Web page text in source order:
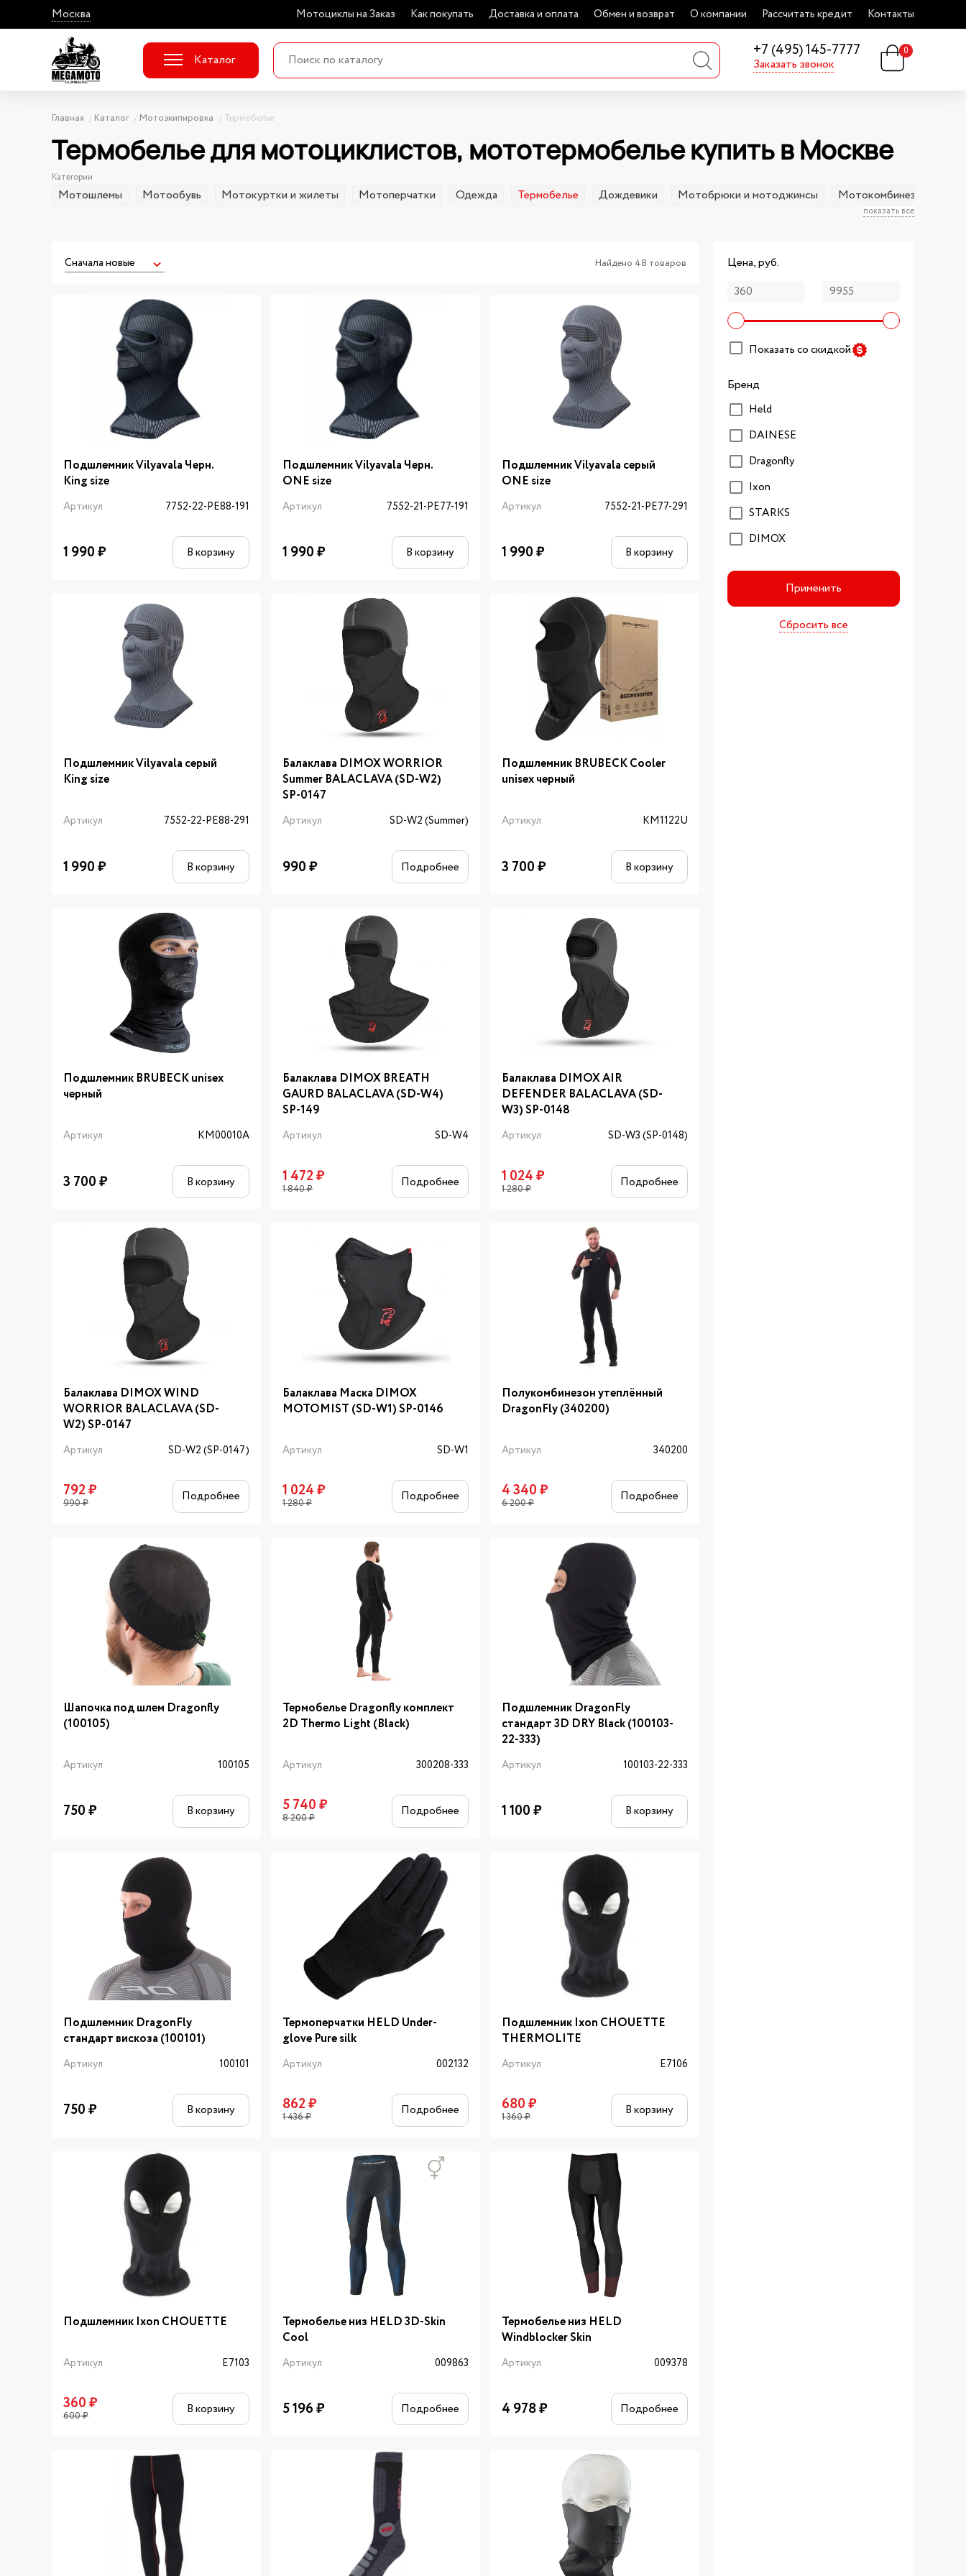
Москва Мотоциклы на Заказ Как покупать Доставка и оплата Обмен и возврат О компании Рассчитать кредит Контакты
+7 (495) 145-7777
Заказать звонок
Каталог
0
Главная Каталог Мотоэкипировка Термобелье
Термобелье для мотоциклистов, мототермобелье купить в Москве
Категории
показать все
Мотошлемы Мотообувь Мотокуртки и жилеты Мотоперчатки Одежда Термобелье Дождевики Мотобрюки и мотоджинсы Мотокомбинезоны
Найдено 48 товаров
Подшлемник Vilyavala Черн.
King size
Артикул 7752-22-PE88-191
1 990₽ В корзину
Подшлемник Vilyavala Черн.
ONE size
Артикул 7552-21-PE77-191
1 990₽ В корзину
Подшлемник Vilyavala серый
ONE size
Артикул 7552-21-PE77-291
1 990₽ В корзину
Подшлемник Vilyavala серый
King size
Артикул 7552-22-PE88-291
1 990₽ В корзину
Балаклава DIMOX WORRIOR
Summer BALACLAVA (SD-W2)
SP-0147
Артикул SD-W2 (Summer)
990₽ Подробнее
Подшлемник BRUBECK Cooler
unisex черный
Артикул KM1122U
3 700₽ В корзину
Подшлемник BRUBECK unisex
черный
Артикул KM00010A
3 700₽ В корзину
Балаклава DIMOX BREATH
GAURD BALACLAVA (SD-W4)
SP-149
Артикул SD-W4
1 472₽
1 840₽ Подробнее
Балаклава DIMOX AIR
DEFENDER BALACLAVA (SD-
W3) SP-0148
Артикул SD-W3 (SP-0148)
1 024₽
1 280₽ Подробнее
Балаклава DIMOX WIND
WORRIOR BALACLAVA (SD-
W2) SP-0147
Артикул SD-W2 (SP-0147)
792₽
990₽ Подробнее
Балаклава Маска DIMOX
MOTOMIST (SD-W1) SP-0146
Артикул SD-W1
1 024₽
1 280₽ Подробнее
Полукомбинезон утеплённый
DragonFly (340200)
Артикул 340200
4 340₽
6 200₽ Подробнее
Шапочка под шлем Dragonfly
(100105)
Артикул 100105
750₽ В корзину
Термобелье Dragonfly комплект
2D Thermo Light (Black)
Артикул 300208-333
5 740₽
8 200₽ Подробнее
Подшлемник DragonFly
стандарт 3D DRY Black (100103-
22-333)
Артикул 100103-22-333
1 100₽ В корзину
Подшлемник DragonFly
стандарт вискоза (100101)
Артикул 100101
750₽ В корзину
Термоперчатки HELD Under-
glove Pure silk
Артикул 002132
862₽
1 436₽ Подробнее
Подшлемник Ixon CHOUETTE
THERMOLITE
Артикул E7106
680₽
1 360₽ В корзину
Подшлемник Ixon CHOUETTE
Артикул E7103
360₽
600₽ В корзину
Термобелье низ HELD 3D-Skin
Cool
Артикул 009863
5 196₽ Подробнее
Термобелье низ HELD
Windblocker Skin
Артикул 009378
4 978₽ Подробнее
Цена, руб.
Показать со скидкой
Бренд
Held
DAINESE
Dragonfly
Ixon
STARKS
DIMOX
Применить
Сбросить все